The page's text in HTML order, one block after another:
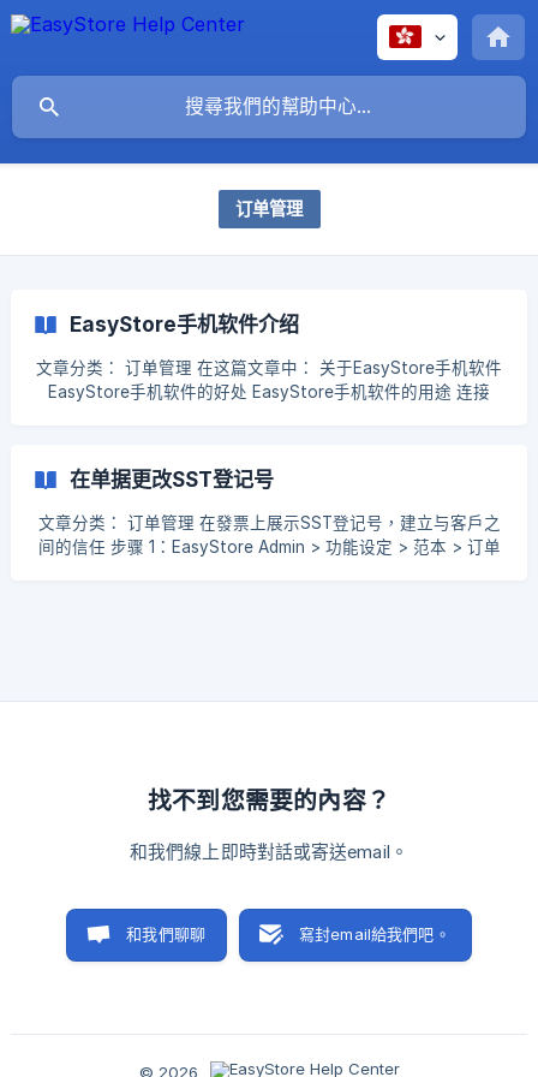
订单管理
EasyStore手机软件介绍
文章分类： 订单管理 在这篇文章中： 关于EasyStore手机软件
EasyStore手机软件的好处 EasyStore手机软件的用途 连接
台管理部分是所有用户都能使用的。 1. 关于EasyStore手机软
件 EasyStore手机软件能让您能拥有一个随身携带的POS系统
来管理您的生意。通过这个方
在单据更改SST登记号
文章分类： 订单管理 在發票上展示SST登记号，建立与客戶之
间的信任 步骤 1：EasyStore Admin > 功能设定 > 范本 > 订单
找不到您需要的內容？
和我們線上即時對話或寄送email。
和我們聊聊 寫封email給我們吧。
© 2026